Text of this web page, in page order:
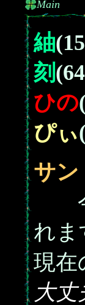
Main
紬
刻
ひの
ぴぃ
サン
今
れま
現在
大